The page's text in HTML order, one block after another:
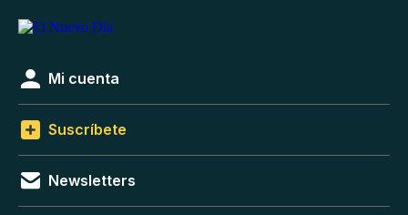
Mi cuenta
Suscríbete
Newsletters